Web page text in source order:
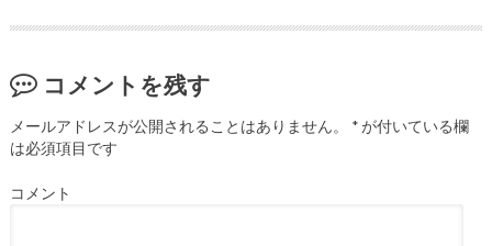
コメントを残す
メールアドレスが公開されることはありません。 *が付いている欄
は必須項目です
コメント